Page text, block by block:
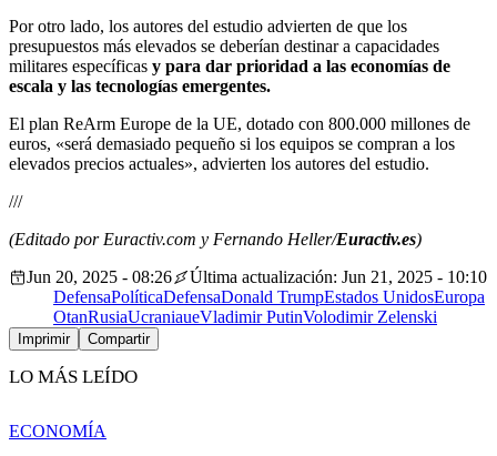
Por otro lado, los autores del estudio advierten de que los
presupuestos más elevados se deberían destinar a capacidades
militares específicas y para dar prioridad a las economías de
escala y las tecnologías emergentes.
El plan ReArm Europe de la UE, dotado con 800.000 millones de
euros, «será demasiado pequeño si los equipos se compran a los
elevados precios actuales», advierten los autores del estudio.
///
(Editado por Euractiv.com y Fernando Heller/Euractiv.es)
Jun 20, 2025 - 08:26
Última actualización: Jun 21, 2025 - 10:10
DefensaPolíticaDefensaDonald TrumpEstados UnidosEuropa
OtanRusiaUcraniaueVladimir PutinVolodimir Zelenski
Imprimir Compartir
LO MÁS LEÍDO
ECONOMÍA